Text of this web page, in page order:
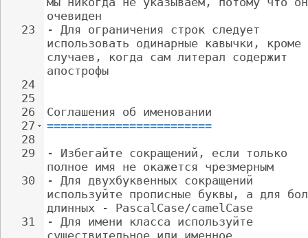
23
24
25
26
27
28
29
30
31
очевиден
- Для ограничения строк следует
использовать одинарные кавычки, кроме
случаев, когда сам литерал содержит
апострофы
Соглашения об именовании
========================
- Избегайте сокращений, если только
полное имя не окажется чрезмерным
- Для двухбуквенных сокращений
используйте прописные буквы, а для
длинных - PascalCase/camelCase
- Для имени класса используйте
существительное или именное